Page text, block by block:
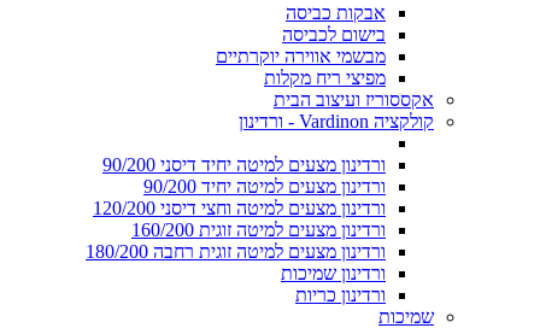
אבקות כביסה
בישום לכביסה
מבשמי אווירה יוקרתיים
מפיצי ריח מקלות
אקססוריז ועיצוב הבית
קולקציה Vardinon - ורדינון
ורדינון מצעים למיטה יחיד דיסני 90/200
ורדינון מצעים למיטה יחיד 90/200
ורדינון מצעים למיטה וחצי דיסני 120/200
ורדינון מצעים למיטה זוגית 160/200
ורדינון מצעים למיטה זוגית רחבה 180/200
ורדינון שמיכות
ורדינון כריות
שמיכות